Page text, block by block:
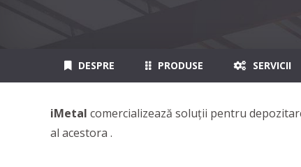
DESPRE PRODUSE SERVICII
iMetal comercializează soluţii pentru
al acestora .